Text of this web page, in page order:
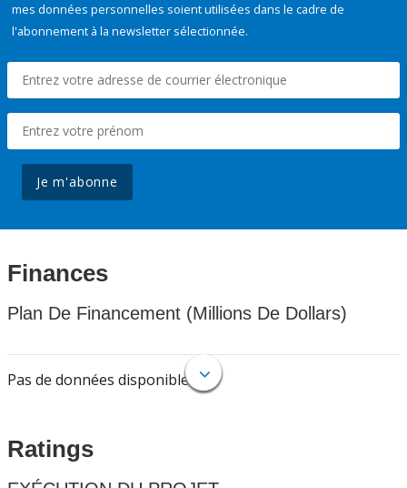
mes données personnelles soient utilisées dans le cadre de
l'abonnement à la newsletter sélectionnée.
Je m'abonne
Finances
Plan De Financement (Millions De Dollars)
Pas de données disponibles.
Ratings